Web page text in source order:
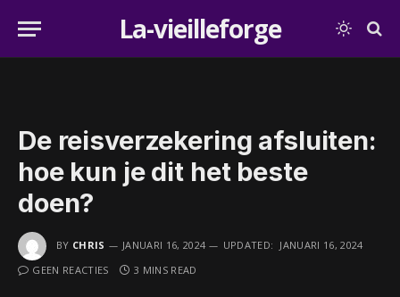
La-vieilleforge
De reisverzekering afsluiten:
hoe kun je dit het beste
doen?
BY CHRIS JANUARI 16, 2024 UPDATED: JANUARI 16, 2024
GEEN REACTIES
3 MINS READ